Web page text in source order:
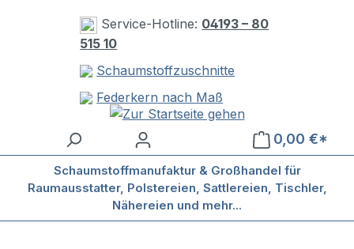
Zum Hauptinhalt springen
Service-Hotline: 04193 – 80
515 10
Schaumstoffzuschnitte
Federkern nach Maß
0,00 €*
Schaumstoffmanufaktur & Großhandel für
Raumausstatter, Polstereien, Sattlereien, Tischler,
Nähereien und mehr...